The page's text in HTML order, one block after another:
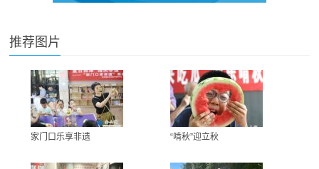
推荐图片
家门口乐享非遗 “啃秋”迎立秋